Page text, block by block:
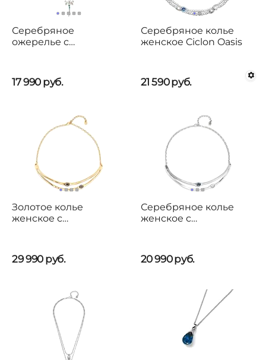
Серебряное
ожерелье с
Ser Rebelde
17 990 руб.
Серебряное колье
женское Ciclon Oasis
21 590руб.
Золотое колье
женское с
Sunshine
29 990 руб.
Серебряное колье
женское с
Sunshine
20 990руб.